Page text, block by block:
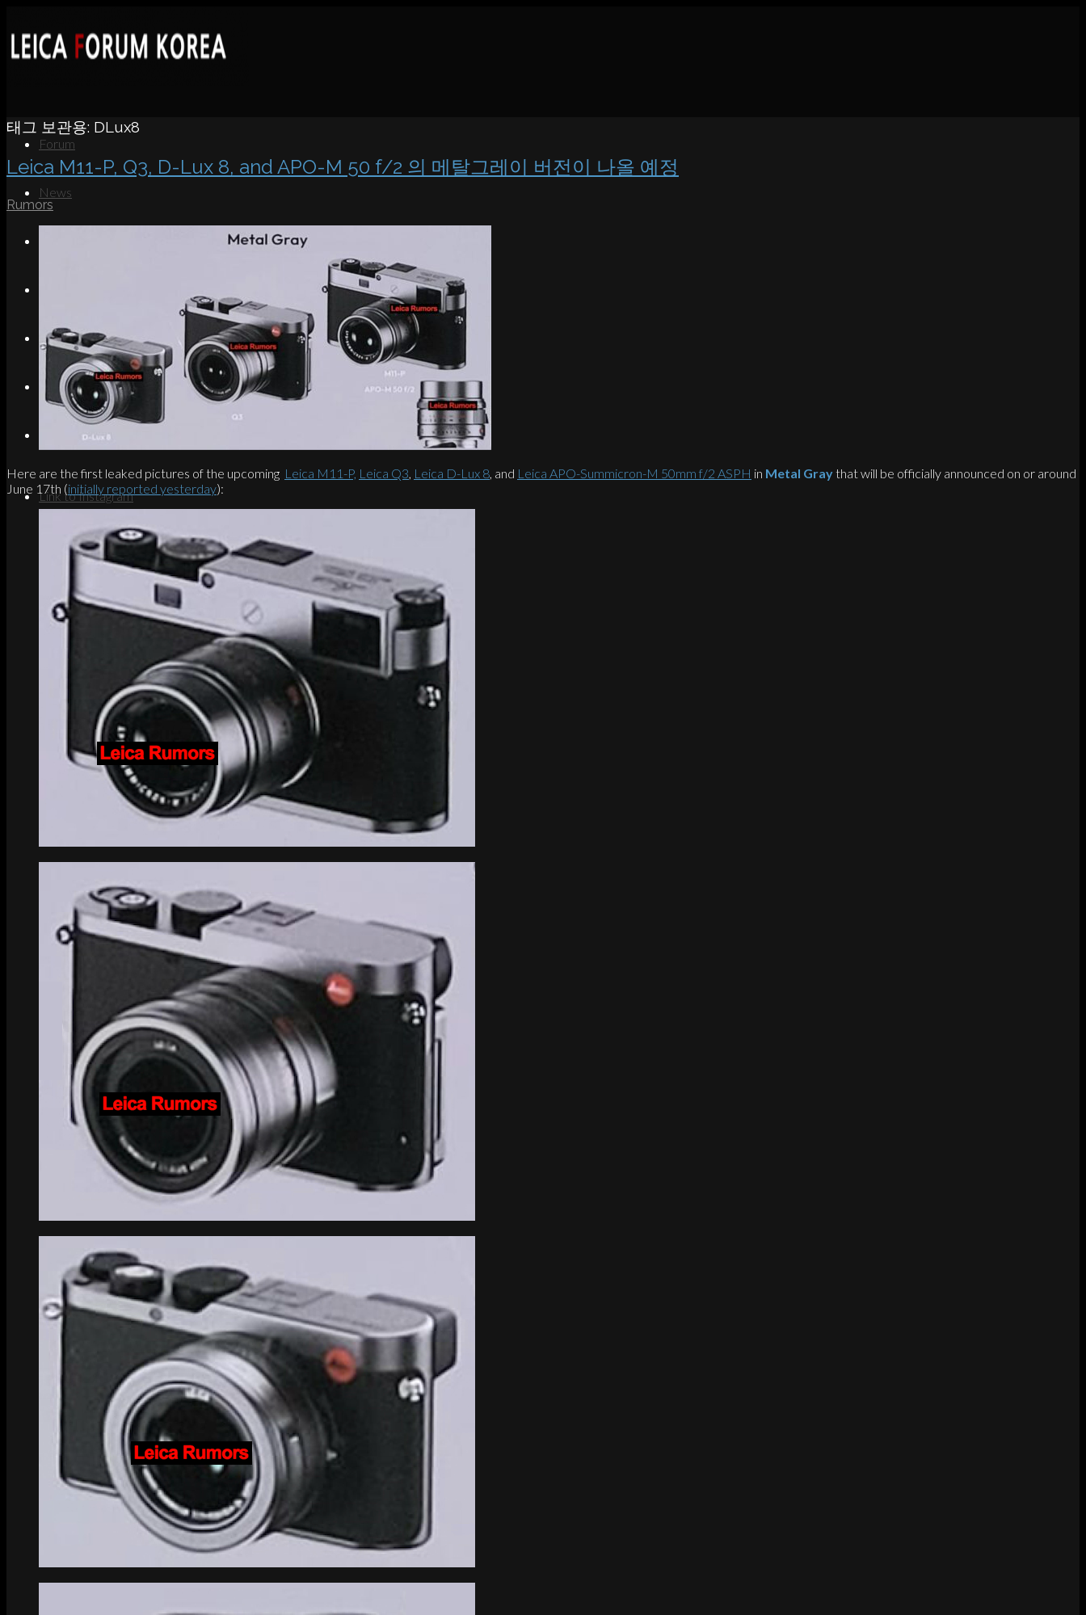
Forum
News
Contact
Search
Menu
Link to Instagram
태그 보관용: DLux8
Leica M11-P, Q3, D-Lux 8, and APO-M 50 f/2 의 메탈그레이 버전이 나올 예정
Rumors
Here are the first leaked pictures of the upcoming Leica M11-P, Leica Q3 Leica D-Lux 8 , and Leica APO-Summicron-M 50mm f/2 ASPH in Metal Graythat will be officially announced on or around
June 17th (initially reported yesterday):